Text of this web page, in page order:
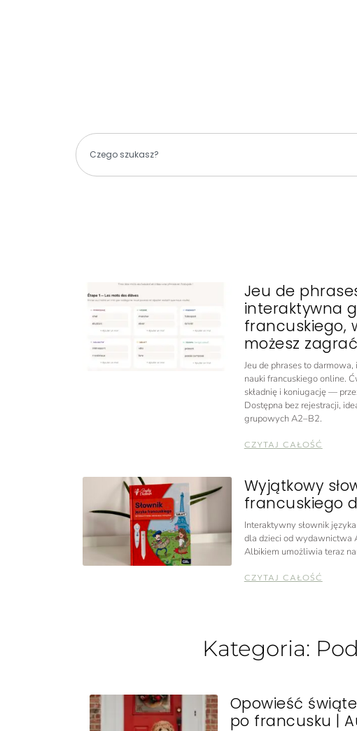
Jeu de
interaktywna
francuskiego,
możesz
Jeu de phrases to
nauki francuskiego online.
składnię i koniugację —
Dostępna bez rejestracji,
grupowych A2–B2.
CZYTAJ CAŁOŚĆ
Wyjątkowy
francuskiego
Interaktywny słownik
dla dzieci od wydawnictwa
Albikiem umożliwia teraz
CZYTAJ CAŁOŚĆ
Kategoria:
Opowieść
po francusku |